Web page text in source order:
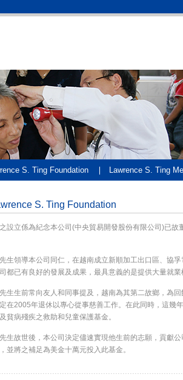
S. Ting Foundation Lawrence S. Ting
S. Ting Foundation
設立係為紀念本公司(中央貿易開發股份有限公司)已
領導本公司同仁，在越南成立新順加工出口區、協孚
司都已有良好的發展及成果，最具意義的是提供大量就
生前常向友人和同事提及，越南為其第二故鄉，為回
定在2005年退休以專心從事慈善工作。在此同時，這
貧病殘疾之救助和兒童保護基金。
故世後，本公司決定儘速實現他生前的志願，貢獻公
並將之補足為美金十萬元投入此基金。